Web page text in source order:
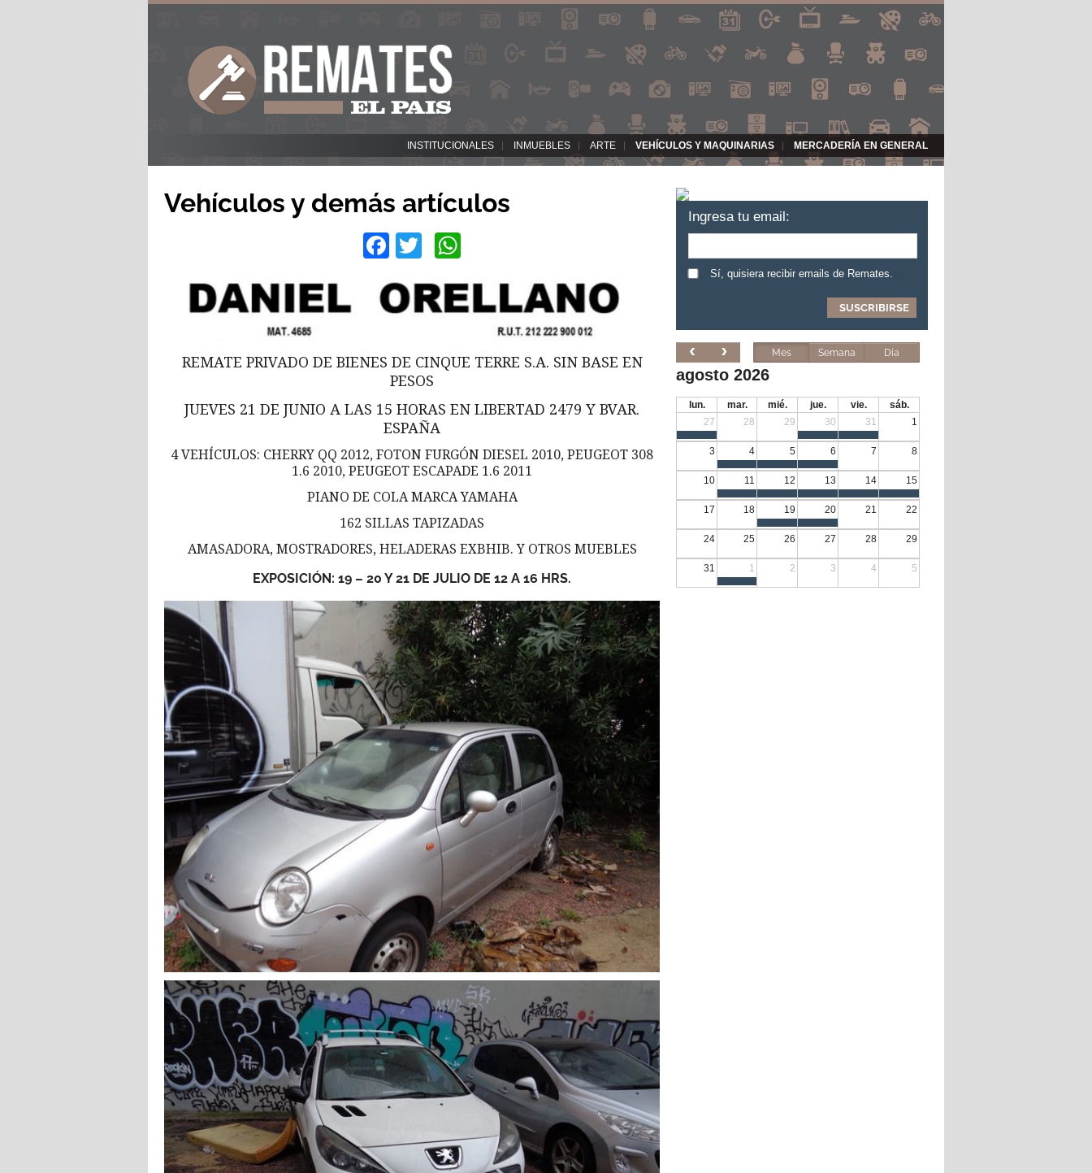
INSTITUCIONALES INMUEBLES ARTE VEHÍCULOS Y MAQUINARIAS MERCADERÍA EN GENERAL
Vehículos y demás artículos
Facebook
Twitter
REMATE PRIVADO DE BIENES DE CINQUE TERRE S.A. SIN BASE EN
PESOS
JUEVES 21 DE JUNIO A LAS 15 HORAS EN LIBERTAD 2479 Y BVAR.
ESPAÑA
4 VEHÍCULOS: CHERRY QQ 2012, FOTON FURGÓN DIESEL 2010, PEUGEOT 308
1.6 2010, PEUGEOT ESCAPADE 1.6 2011
PIANO DE COLA MARCA YAMAHA
162 SILLAS TAPIZADAS
AMASADORA, MOSTRADORES, HELADERAS EXBHIB. Y OTROS MUEBLES
EXPOSICIÓN: 19 – 20 Y 21 DE JULIO DE 12 A 16 HRS.
Ingresa tu email:
Sí, quisiera recibir emails de Remates.
Mes Semana Día
agosto 2026
lun. mar. mié. jue. vie.
sáb.
27
28 29 30 31 1
3 4 5 6 7 8
10 11 12 13 14 15
17 18 19 20 21 22
24 25 26 27 28 29
31 1 2 3 4 5